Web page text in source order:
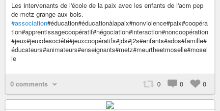
Les intervenants de l'école de la paix avec les enfants de l'acm pep
de metz grange-aux-bois.
#association#éducation#éducationàlapaix#nonviolence#paix#coopéra
tion#apprentissagecoopératif#négociation#interaction#noncoopération
#jeux#jeuxdesociété#jeuxcoopératifs#jds#j2s#enfants#ados#famille#
éducateurs#animateurs#enseignants#metz#meurtheetmoselle#mosel
le
0 comments 0 0 0